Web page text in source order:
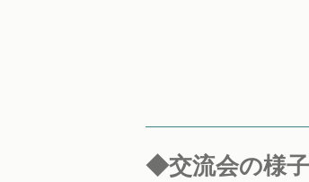
◆交流会の様子